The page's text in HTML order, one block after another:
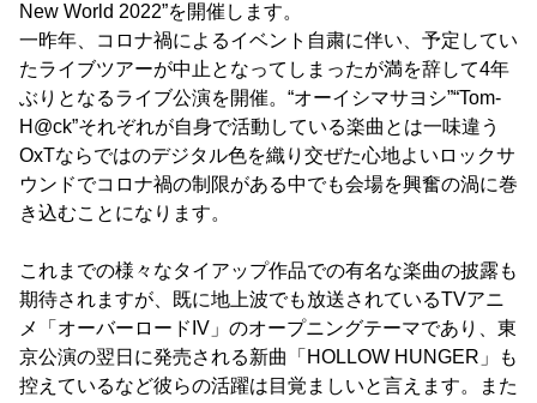
New World 2022”を開催します。
一昨年、コロナ禍によるイベント自粛に伴い、予定してい
たライブツアーが中止となってしまったが満を辞して4年
ぶりとなるライブ公演を開催。“オーイシマサヨシ”“Tom-
H@ck”それぞれが自身で活動している楽曲とは一味違う
OxTならではのデジタル色を織り交ぜた心地よいロックサ
ウンドでコロナ禍の制限がある中でも会場を興奮の渦に巻
き込むことになります。
これまでの様々なタイアップ作品での有名な楽曲の披露も
期待されますが、既に地上波でも放送されているTVアニ
メ「オーバーロードIV」のオープニングテーマであり、東
京公演の翌日に発売される新曲「HOLLOW HUNGER」も
控えているなど彼らの活躍は目覚ましいと言えます。また